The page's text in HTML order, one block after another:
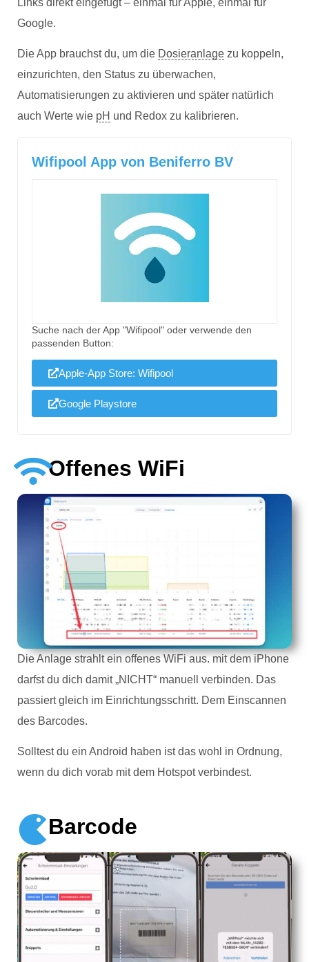
Links direkt eingefügt – einmal für Apple, einmal für
Google.
Die App brauchst du, um die Dosieranlage zu koppeln,
einzurichten, den Status zu überwachen,
Automatisierungen zu aktivieren und später natürlich
auch Werte wie pH und Redox zu kalibrieren.
Wifipool App von Beniferro BV
Suche nach der App "Wifipool" oder verwende den
passenden Button:
Apple-App Store: Wifipool
Google Playstore
Offenes WiFi
Die Anlage strahlt ein offenes WiFi aus. mit dem iPhone
darfst du dich damit „NICHT“ manuell verbinden. Das
passiert gleich im Einrichtungsschritt. Dem Einscannen
des Barcodes.
Solltest du ein Android haben ist das wohl in Ordnung,
wenn du dich vorab mit dem Hotspot verbindest.
Barcode